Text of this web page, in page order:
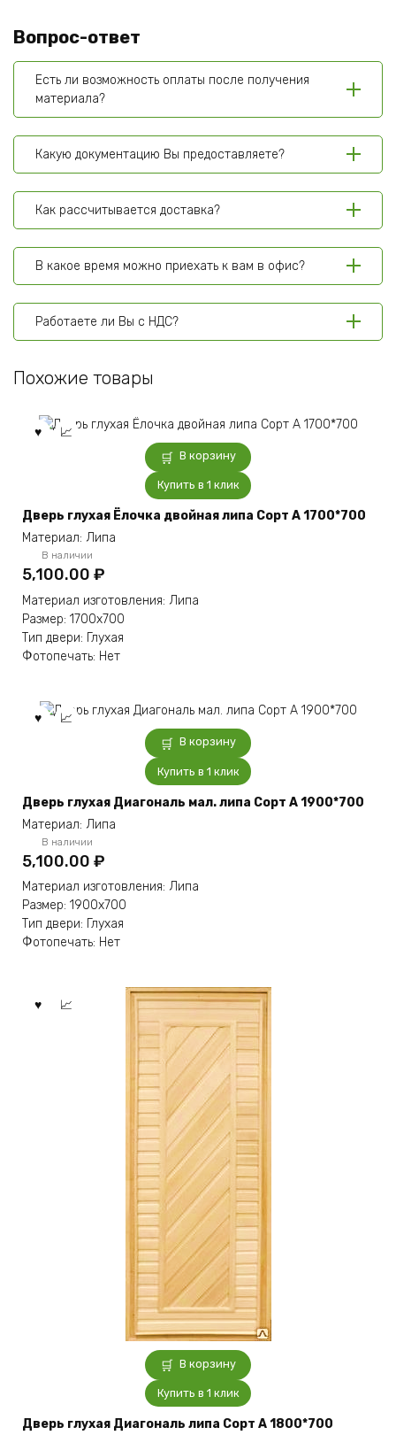
Вопрос-ответ
Есть ли возможность оплаты после получения
материала?
Какую документацию Вы предоставляете?
Как рассчитывается доставка?
В какое время можно приехать к вам в офис?
Работаете ли Вы с НДС?
Похожие товары
В корзину
Купить в 1 клик
Дверь глухая Ёлочка двойная липа Сорт А 1700*700
Материал: Липа
В наличии
5,100.00 ₽
Материал изготовления: Липа
Размер: 1700х700
Тип двери: Глухая
Фотопечать: Нет
В корзину
Купить в 1 клик
Дверь глухая Диагональ мал. липа Сорт А 1900*700
Материал: Липа
В наличии
5,100.00 ₽
Материал изготовления: Липа
Размер: 1900х700
Тип двери: Глухая
Фотопечать: Нет
В корзину
Купить в 1 клик
Дверь глухая Диагональ липа Сорт А 1800*700